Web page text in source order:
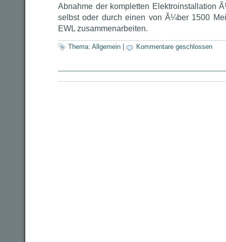
Abnahme der kompletten Elektroinstallation
selbst oder durch einen von Ã¼ber 1500
EWL zusammenarbeiten.
Thema: Allgemein Kommentare geschlossen